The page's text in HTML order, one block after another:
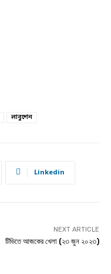
লাবুশেন
Linkedin
NEXT ARTICLE
টিভিতে আজকের খেলা (২৩ জুন ২০২৩)